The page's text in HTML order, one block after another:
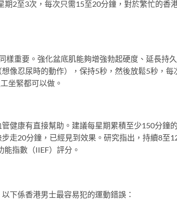
2至3次，每次只需15至20分鐘，對於繁忙的香
樣重要。強化盆底肌能夠增強勃起硬度、延長持久
像忍尿時的動作），保持5秒，然後放鬆5秒，每
坐緊都可以做。
健康有直接幫助。建議每星期累積至少150分鐘的
走20分鐘，已經見到效果。研究指出，持續8至
指數（IIEF）評分。
下係香港男士最容易犯的運動錯誤：